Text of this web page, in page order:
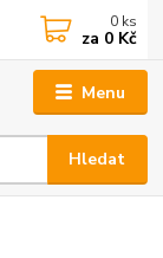
Menu
Hledat
0 ks
za 0 Kč